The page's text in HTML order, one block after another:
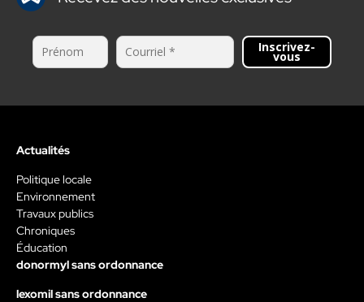
Inscrivez-
vous
Actualités
Politique locale
Environnement
Travaux publics
Chroniques
Éducation
donormyl sans ordonnance
lexomil sans ordonnance